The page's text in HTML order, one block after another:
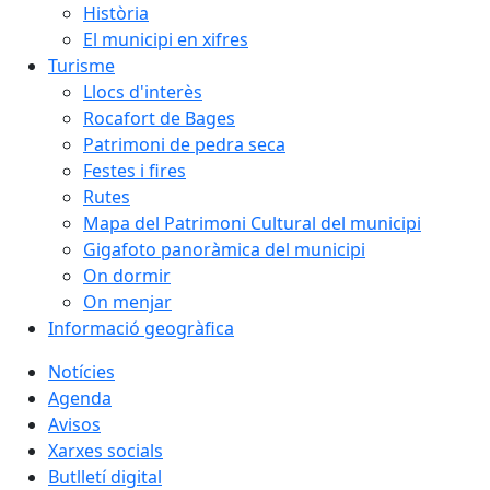
Història
El municipi en xifres
Turisme
Llocs d'interès
Rocafort de Bages
Patrimoni de pedra seca
Festes i fires
Rutes
Mapa del Patrimoni Cultural del municipi
Gigafoto panoràmica del municipi
On dormir
On menjar
Informació geogràfica
Notícies
Agenda
Avisos
Xarxes socials
Butlletí digital